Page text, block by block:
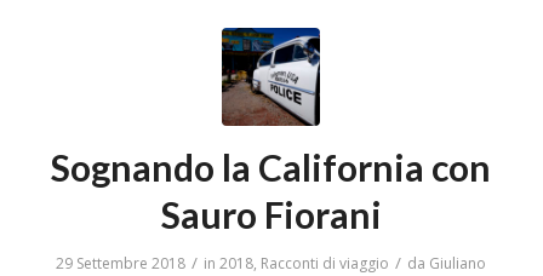
Sognando la California con
Sauro Fiorani
29 Settembre 2018 / in2018, Racconti di viaggio / da Giuliano